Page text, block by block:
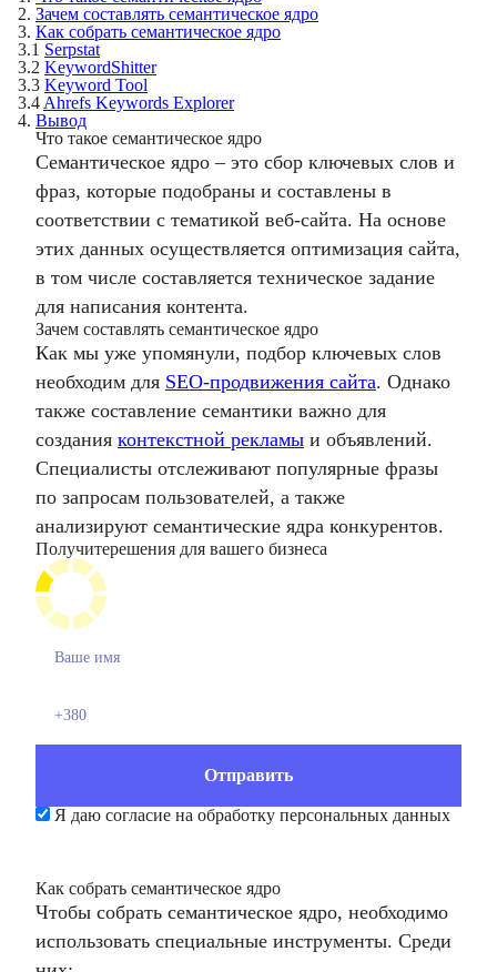
2. Зачем составлять семантическое ядро
3. Как собрать семантическое ядро
3.1 Serpstat
3.2 KeywordShitter
3.3 Keyword Tool
3.4 Ahrefs Keywords Explorer
4. Вывод
Что такое семантическое ядро
Семантическое ядро – это сбор ключевых слов и
фраз, которые подобраны и составлены в
соответствии с тематикой веб-сайта. На основе
этих данных осуществляется оптимизация сайта,
в том числе составляется техническое задание
для написания контента.
Зачем составлять семантическое ядро
Как мы уже упомянули, подбор ключевых слов
необходим для SEO-продвижения сайта. Однако
также составление семантики важно для
создания контекстной рекламы и объявлений.
Специалисты отслеживают популярные фразы
по запросам пользователей, а также
анализируют семантические ядра конкурентов.
Получитерешения для вашего бизнеса
Я даю согласие на обработку персональных данных
Как собрать семантическое ядро
Чтобы собрать семантическое ядро, необходимо
использовать специальные инструменты. Среди